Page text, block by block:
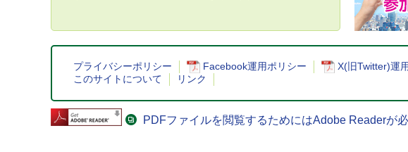
プライバシーポリシー Facebook運用ポリシー X(旧Twitter)運
このサイトについて
リンク
PDFファイルを閲覧するためにはAdobe Readerが